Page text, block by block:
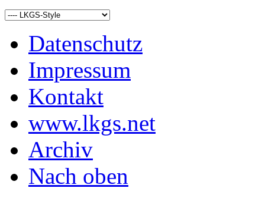
Datenschutz
Impressum
Kontakt
www.lkgs.net
Archiv
Nach oben